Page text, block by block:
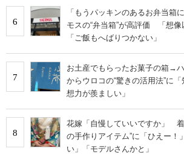
6
「もうパッキンのあるお弁当
モスの“弁当箱”が高評価 「想像
「ご飯もへばりつかない」
7
お土産でもらったお菓子の箱
からウロコの“驚きの活用法”に
想力が羨ましい」
8
花嫁「自慢していいですか」
の手作りアイテム”に「ひえー！
い」「モデルさんかと」